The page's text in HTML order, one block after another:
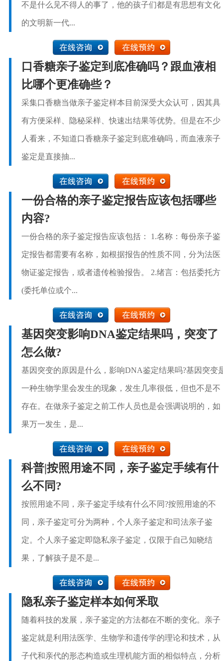
不是什么见不得人的事了，他的孩子们都是有思想有文化
的文明新一代...
口香糖亲子鉴定到底准确吗？跟血液相
比哪个更准确些？
采集口香糖当做亲子鉴定样本目前深受大众认可，因其具
有方便采样、隐秘采样、快速出结果等优势。但是在不少
人看来，不知道口香糖亲子鉴定到底准确吗，而血液亲子
鉴定是直接抽...
一份合格的亲子鉴定报告应该包括哪些
内容?
一份合格的亲子鉴定报告应该包括： 1.名称：每份亲子鉴
定报告都需要有名称，如根据报告的性质不同，分为法医
物证鉴定报告，或者遗传检验报告。 2.绪言：包括委托方
(委托单位或个...
基因突变影响DNA鉴定结果吗，突变了
怎么做?
基因突变的原因是什么，影响DNA鉴定结果吗?基因突变
一种生物学里会发生的现象，发生几率很低，但也不是不
存在。在做亲子鉴定之前工作人员也是会强调说明的，如
果万一发生，是...
科普|按照用途不同，亲子鉴定手续有什
么不同?
按照用途不同，亲子鉴定手续有什么不同?按照用途的不
同，亲子鉴定可分为两种，个人亲子鉴定和司法亲子鉴
定。个人亲子鉴定即隐私亲子鉴定，仅限于自己知晓结
果，了解孩子是不是...
隐私亲子鉴定样本如何釆取
随着科技的发展，亲子鉴定的方法都在不断的变化。亲子
鉴定就是利用法医学、生物学和遗传学的理论和技术，从
子代和亲代的形态构造或生理机能方面的相似特点，分析